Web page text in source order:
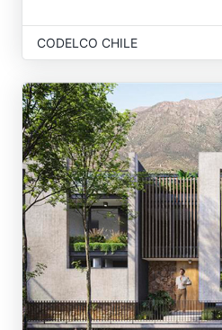
CODELCO CHILE